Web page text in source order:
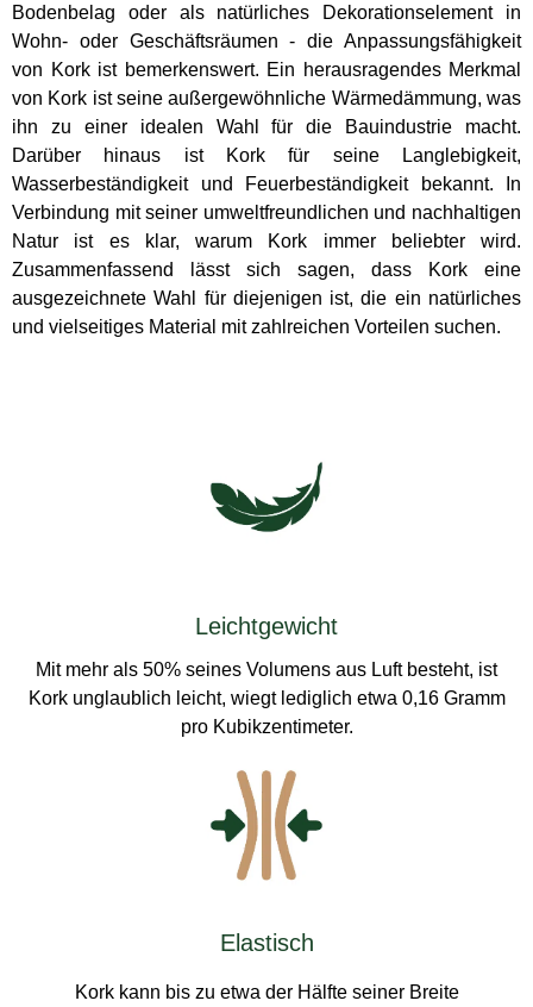
Bodenbelag oder als natürliches Dekorationselement in
Wohn- oder Geschäftsräumen - die Anpassungsfähigkeit
von Kork ist bemerkenswert. Ein herausragendes Merkmal
von Kork ist seine außergewöhnliche Wärmedämmung, was
ihn zu einer idealen Wahl für die Bauindustrie macht.
Darüber hinaus ist Kork für seine Langlebigkeit,
Wasserbeständigkeit und Feuerbeständigkeit bekannt. In
Verbindung mit seiner umweltfreundlichen und nachhaltigen
Natur ist es klar, warum Kork immer beliebter wird.
Zusammenfassend lässt sich sagen, dass Kork eine
ausgezeichnete Wahl für diejenigen ist, die ein natürliches
und vielseitiges Material mit zahlreichen Vorteilen suchen.
Leichtgewicht
Mit mehr als 50% seines Volumens aus Luft besteht, ist
Kork unglaublich leicht, wiegt lediglich etwa 0,16 Gramm
pro Kubikzentimeter.
Elastisch
Kork kann bis zu etwa der Hälfte seiner Breite